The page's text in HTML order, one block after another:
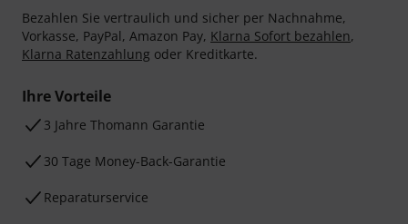
Bezahlen Sie vertraulich und sicher per Nachnahme,
Vorkasse, PayPal, Amazon Pay, Klarna Sofort bezahlen,
Klarna Ratenzahlung oder Kreditkarte.
Ihre Vorteile
3 Jahre Thomann Garantie
30 Tage Money-Back-Garantie
Reparaturservice